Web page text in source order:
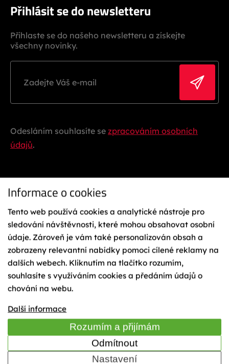
Přihlásit se do newsletteru
Přihlaste se do našeho newsletteru a získejte
všechny novinky.
Odesláním souhlasíte se zpracováním osobních
údajů.
© 2023 Sporten - KÄSTLE CZ, a.s.
Ochrana osobních údajů
Reklamační řád
Vázání na lyže
Obchodní podmínky
Cookies
Informace o cookies
Tento web používá cookies a analytické nástroje pro
sledování návštěvnosti, které mohou obsahovat osobní
údaje. Zároveň je vám také personalizován obsah a
zobrazeny relevantní nabídky pomoci cílené reklamy na
dalších webech. Kliknutím na tlačítko rozumím,
souhlasíte s využíváním cookies a předáním údajů o
chování na webu.
Další informace
Rozumím a přijímám
Odmítnout
Nastavení